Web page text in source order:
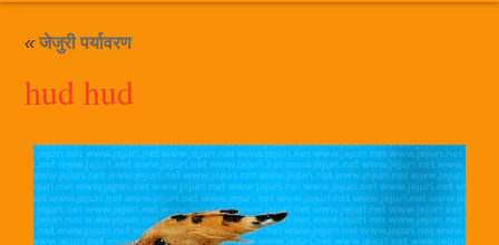
«जेजुरी पर्यावरण
hud hud